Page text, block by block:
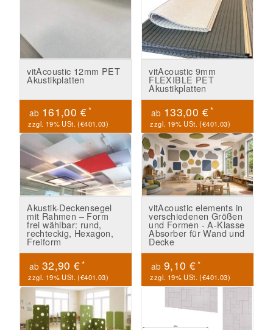
vitAcoustic 12mm PET
Akustikplatten
ab 161,00 €*
zzgl. 19% USt. (€401.03)
vitAcoustic 9mm
FLEXIBLE PET
Akustikplatten
ab 133,00 €*
zzgl. 19% USt. (€401.03)
Akustik-Deckensegel
mit Rahmen – Form
frei wählbar: rund,
rechteckig, Hexagon,
Freiform
ab 32,90 €*
zzgl. 19% USt. (€401.03)
vitAcoustic elements in
verschiedenen Größen
und Formen - A-Klasse
Absorber für Wand und
Decke
ab 9,10 €*
zzgl. 19% USt. (€401.03)